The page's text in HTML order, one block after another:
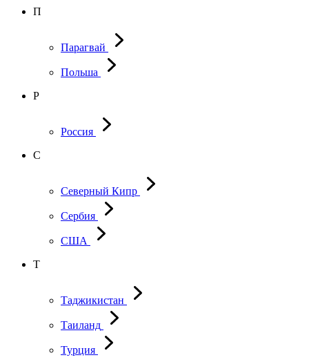
П
Парагвай
Польша
Р
Россия
С
Северный Кипр
Сербия
США
Т
Таджикистан
Таиланд
Турция